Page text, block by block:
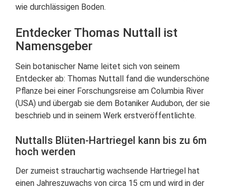
wie durchlässigen Boden.
Entdecker Thomas Nuttall ist
Namensgeber
Sein botanischer Name leitet sich von seinem
Entdecker ab: Thomas Nuttall fand die wunderschöne
Pflanze bei einer Forschungsreise am Columbia River
(USA) und übergab sie dem Botaniker Audubon, der sie
beschrieb und in seinem Werk erstveröffentlichte.
Nuttalls Blüten-Hartriegel kann bis zu 6m
hoch werden
Der zumeist strauchartig wachsende Hartriegel hat
einen Jahreszuwachs von circa 15 cm und wird in der